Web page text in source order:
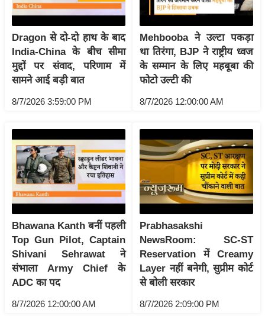
टी
/
फै
श
न
घ
रे
स्खे
प
र्य
ट
न
स्थ
ल
फि
ट
स
Dragon से दो-दो हाथ के बाद
India-China के बीच सीमा
मुद्दों पर संवाद, परिणाम में
सामने आई बड़ी बात
8/7/2026 3:59:00 PM
Mehbooba ने उल्टा पकड़ा
था तिरंगा, BJP ने राष्ट्रीय ध्वज
के सम्मान के लिए महबूबा की
फोटो उल्टी की
8/7/2026 12:00:00 AM
Bhawana Kanth बनीं पहली
Top Gun Pilot, Captain
Shivani Sehrawat ने
संभाला Army Chief के
ADC का पद
8/7/2026 12:00:00 AM
Prabhasakshi
NewsRoom: SC-ST
Reservation में Creamy
Layer नहीं बनेगी, सुप्रीम कोर्ट
से बोली सरकार
8/7/2026 2:09:00 PM